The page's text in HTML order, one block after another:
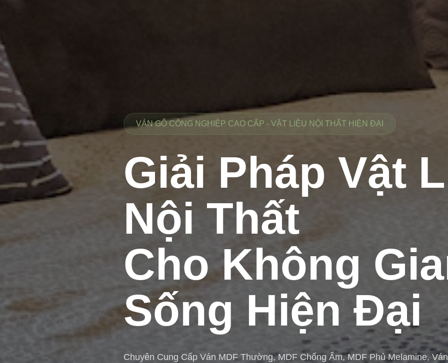
VÁN GỖ CÔNG NGHIỆP CAO CẤP - VẬT LIỆU NỘI THẤT HIỆN ĐẠI
Giải Pháp Vật
Nội Thất
Cho Không
Sống Hiện Đại
Chuyên Cung Cấp Ván MDF Thường, MDF Chống Ẩm, MDF Phủ Melamine,